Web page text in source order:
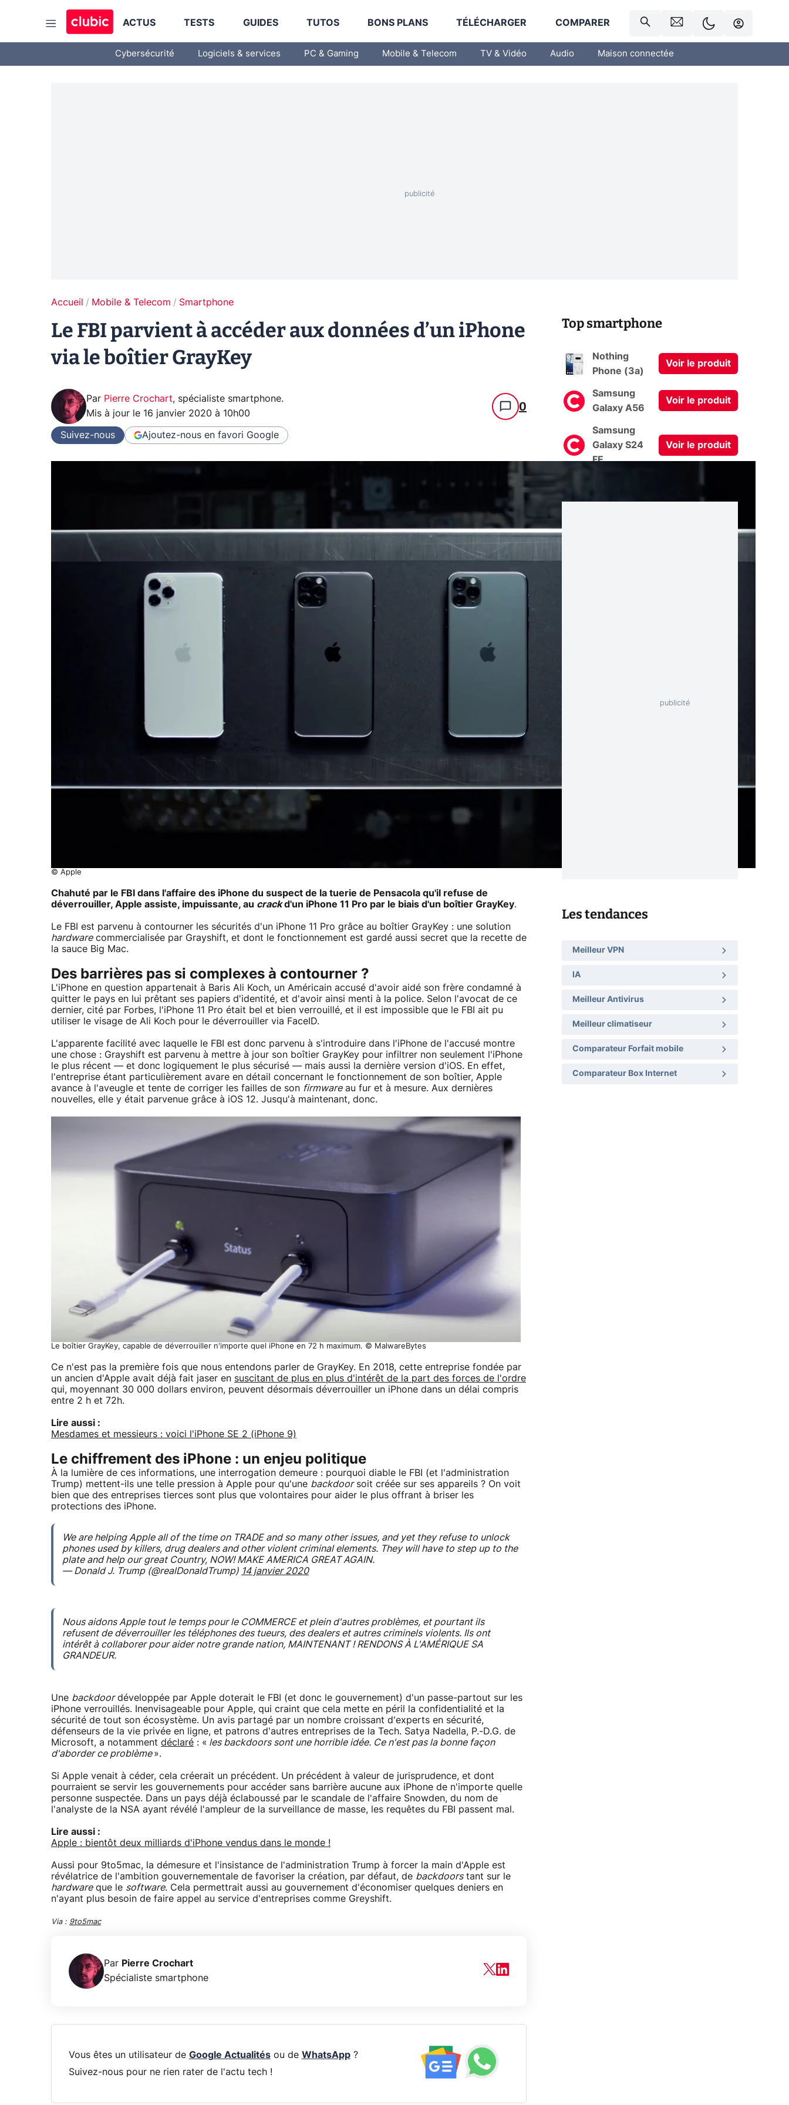
ACTUS TESTS GUIDES TUTOS BONS PLANS TÉLÉCHARGER COMPARER
Cybersécurité Logiciels & services PC & Gaming Mobile & Telecom TV & Vidéo Audio Maison connectée
Accueil Mobile & Telecom Smartphone
Le FBI parvient à accéder aux données d’un iPhone
via le boîtier GrayKey
Par Pierre Crochart, spécialiste smartphone.
Mis à jour le 16 janvier 2020 à 10h00 0
Suivez-nous Ajoutez-nous en favori Google
© Apple
Chahuté par le FBI dans l'affaire des iPhone du suspect de la tuerie de Pensacola qu'il refuse de
déverrouiller, Apple assiste, impuissante, au crackd'un iPhone 11 Pro par le biais d'un boîtier GrayKey.
Le FBI est parvenu à contourner les sécurités d'un iPhone 11 Pro grâce au boîtier GrayKey : une solution
hardwarecommercialisée par Grayshift, et dont le fonctionnement est gardé aussi secret que la recette de
la sauce Big Mac.
Des barrières pas si complexes à contourner ?
L'iPhone en question appartenait à Baris Ali Koch, un Américain accusé d'avoir aidé son frère condamné à
quitter le pays en lui prêtant ses papiers d'identité, et d'avoir ainsi menti à la police. Selon l'avocat de ce
dernier, cité par Forbes, l'iPhone 11 Pro était bel et bien verrouillé, et il est impossible que le FBI ait pu
utiliser le visage de Ali Koch pour le déverrouiller via FaceID.
L'apparente facilité avec laquelle le FBI est donc parvenu à s'introduire dans l'iPhone de l'accusé montre
une chose : Grayshift est parvenu à mettre à jour son boîtier GrayKey pour infiltrer non seulement l'iPhone
le plus récent — et donc logiquement le plus sécurisé — mais aussi la dernière version d'iOS. En effet,
l'entreprise étant particulièrement avare en détail concernant le fonctionnement de son boîtier, Apple
avance à l'aveugle et tente de corriger les failles de son firmwareau fur et à mesure. Aux dernières
nouvelles, elle y était parvenue grâce à iOS 12. Jusqu'à maintenant, donc.
Le boîtier GrayKey, capable de déverrouiller n'importe quel iPhone en 72 h maximum. © MalwareBytes
Ce n'est pas la première fois que nous entendons parler de GrayKey. En 2018, cette entreprise fondée par
un ancien d'Apple avait déjà fait jaser en suscitant de plus en plus d'intérêt de la part des forces de l'ordre
qui, moyennant 30 000 dollars environ, peuvent désormais déverrouiller un iPhone dans un délai compris
entre 2 h et 72h.
Lire aussi :
Mesdames et messieurs : voici l'iPhone SE 2 (iPhone 9)
Le chiffrement des iPhone : un enjeu politique
À la lumière de ces informations, une interrogation demeure : pourquoi diable le FBI (et l'administration
Trump) mettent-ils une telle pression à Apple pour qu'une backdoorsoit créée sur ses appareils ? On voit
bien que des entreprises tierces sont plus que volontaires pour aider le plus offrant à briser les
protections des iPhone.
We are helping Apple all of the time on TRADE and so many other issues, and yet they refuse to unlock
phones used by killers, drug dealers and other violent criminal elements. They will have to step up to the
plate and help our great Country, NOW! MAKE AMERICA GREAT AGAIN.
— Donald J. Trump (@realDonaldTrump) 14 janvier 2020
Nous aidons Apple tout le temps pour le COMMERCE et plein d'autres problèmes, et pourtant ils
refusent de déverrouiller les téléphones des tueurs, des dealers et autres criminels violents. Ils ont
intérêt à collaborer pour aider notre grande nation, MAINTENANT ! RENDONS À L'AMÉRIQUE SA
GRANDEUR.
Une backdoordéveloppée par Apple doterait le FBI (et donc le gouvernement) d'un passe-partout sur les
iPhone verrouillés. Inenvisageable pour Apple, qui craint que cela mette en péril la confidentialité et la
sécurité de tout son écosystème. Un avis partagé par un nombre croissant d'experts en sécurité,
défenseurs de la vie privée en ligne, et patrons d'autres entreprises de la Tech. Satya Nadella, P.-D.G. de
Microsoft, a notamment déclaré : « les backdoors sont une horrible idée. Ce n'est pas la bonne façon
d'aborder ce problème».
Si Apple venait à céder, cela créerait un précédent. Un précédent à valeur de jurisprudence, et dont
pourraient se servir les gouvernements pour accéder sans barrière aucune aux iPhone de n'importe quelle
personne suspectée. Dans un pays déjà éclaboussé par le scandale de l'affaire Snowden, du nom de
l'analyste de la NSA ayant révélé l'ampleur de la surveillance de masse, les requêtes du FBI passent mal.
Lire aussi :
Apple : bientôt deux milliards d'iPhone vendus dans le monde !
Aussi pour 9to5mac, la démesure et l'insistance de l'administration Trump à forcer la main d'Apple est
révélatrice de l'ambition gouvernementale de favoriser la création, par défaut, de backdoorstant sur le
hardwareque le software. Cela permettrait aussi au gouvernement d'économiser quelques deniers en
n'ayant plus besoin de faire appel au service d'entreprises comme Greyshift.
Via : 9to5mac
Par Pierre Crochart
Spécialiste smartphone
Vous êtes un utilisateur de Google Actualitésou de WhatsApp?
Suivez-nous pour ne rien rater de l'actu tech !
Top smartphone
Nothing
Phone (3a)
Voir le produit
Samsung
Galaxy A56
Voir le produit
Samsung
Galaxy S24
FE
Voir le produit
Les tendances
Meilleur VPN
IA
Meilleur Antivirus
Meilleur climatiseur
Comparateur Forfait mobile
Comparateur Box Internet